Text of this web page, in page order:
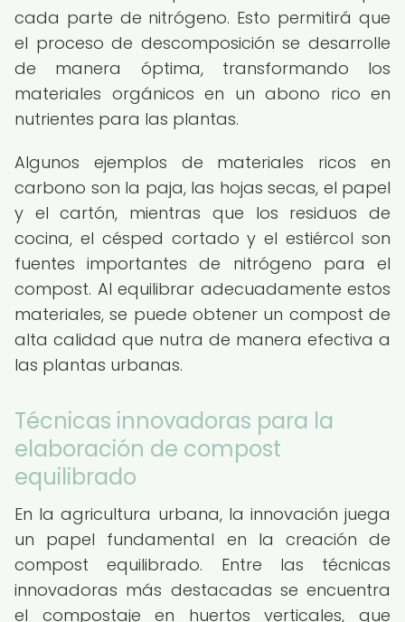
cada parte de nitrógeno. Esto permitirá que
el proceso de descomposición se desarrolle
de manera óptima, transformando los
materiales orgánicos en un abono rico en
nutrientes para las plantas.
Algunos ejemplos de materiales ricos en
carbono son la paja, las hojas secas, el papel
y el cartón, mientras que los residuos de
cocina, el césped cortado y el estiércol son
fuentes importantes de nitrógeno para el
compost. Al equilibrar adecuadamente estos
materiales, se puede obtener un compost de
alta calidad que nutra de manera efectiva a
las plantas urbanas.
Técnicas innovadoras para la
elaboración de compost
equilibrado
En la agricultura urbana, la innovación juega
un papel fundamental en la creación de
compost equilibrado. Entre las técnicas
innovadoras más destacadas se encuentra
el compostaje en huertos verticales, que